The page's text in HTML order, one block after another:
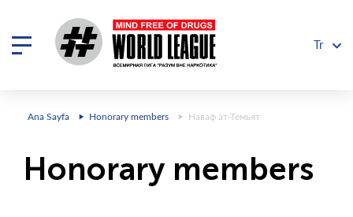
Tr
Ana Sayfa Honorary members Наваф ат-Темьят
Honorary members